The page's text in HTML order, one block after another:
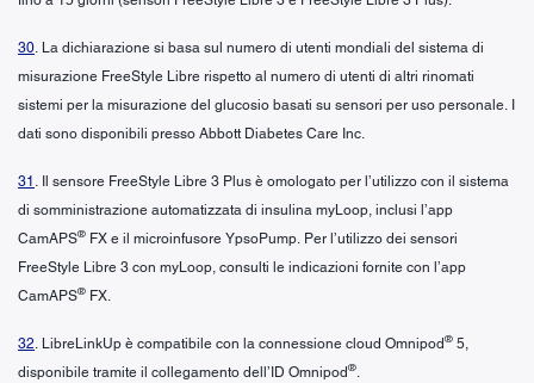
30. La dichiarazione si basa sul numero di utenti mondiali del sistema di
misurazione FreeStyle Libre rispetto al numero di utenti di altri rinomati
sistemi per la misurazione del glucosio basati su sensori per uso personale. I
dati sono disponibili presso Abbott Diabetes Care Inc.
31 . Il sensore FreeStyle Libre 3 Plus è omologato per l’utilizzo con il sistema
di somministrazione automatizzata di insulina myLoop, inclusi l’app
CamAPS® FX e il microinfusore YpsoPump. Per l’utilizzo dei sensori
FreeStyle Libre 3 con myLoop, consulti le indicazioni fornite con l’app
CamAPS® FX.
32. LibreLinkUp è compatibile con la connessione cloud Omnipod® 5,
disponibile tramite il collegamento dell’ID Omnipod®.